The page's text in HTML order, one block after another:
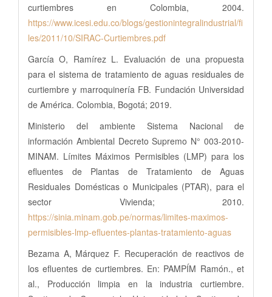
curtiembres en Colombia, 2004.
https://www.icesi.edu.co/blogs/gestionintegralindustrial/fi
les/2011/10/SIRAC-Curtiembres.pdf
García O, Ramírez L. Evaluación de una propuesta
para el sistema de tratamiento de aguas residuales de
curtiembre y marroquinería FB. Fundación Universidad
de América. Colombia, Bogotá; 2019.
Ministerio del ambiente Sistema Nacional de
información Ambiental Decreto Supremo N° 003-2010-
MINAM. Límites Máximos Permisibles (LMP) para los
efluentes de Plantas de Tratamiento de Aguas
Residuales Domésticas o Municipales (PTAR), para el
sector Vivienda; 2010.
https://sinia.minam.gob.pe/normas/limites-maximos-
permisibles-lmp-efluentes-plantas-tratamiento-aguas
Bezama A, Márquez F. Recuperación de reactivos de
los efluentes de curtiembres. En: PAMPÍM Ramón., et
al., Producción limpia en la industria curtiembre.